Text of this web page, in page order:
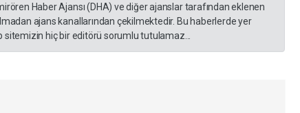
Haber Ajansı (DHA) ve diğer ajanslar tarafından eklenen
ajans kanallarından çekilmektedir. Bu haberlerde yer
hiç bir editörü sorumlu tutulamaz...